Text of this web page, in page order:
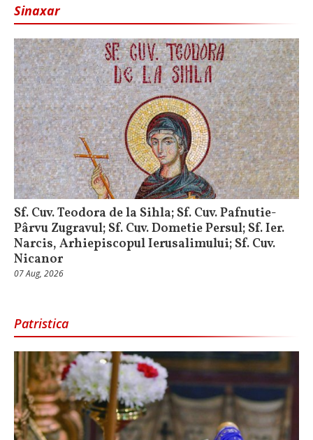
Sinaxar
Sf. Cuv. Teodora de la Sihla; Sf. Cuv. Pafnutie-
Pârvu Zugravul; Sf. Cuv. Dometie Persul; Sf. Ier.
Narcis, Arhiepiscopul Ierusalimului; Sf. Cuv.
Nicanor
07 Aug, 2026
Patristica